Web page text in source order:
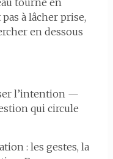
tourne en
à lâcher prise,
en dessous
l’intention —
qui circule
: les gestes, la